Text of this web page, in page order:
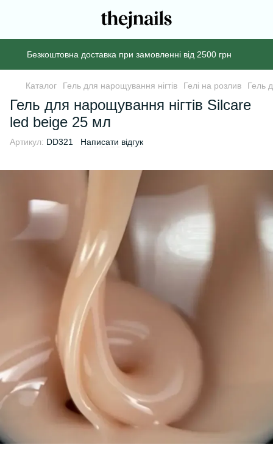
Безкоштовна доставка при замовленні від 2500 грн
Каталог Гель для нарощування нігтів Гелі на розлив Гель
Гель для нарощування нігтів Silcare
led beige 25 мл
Артикул: DD321 Написати відгук